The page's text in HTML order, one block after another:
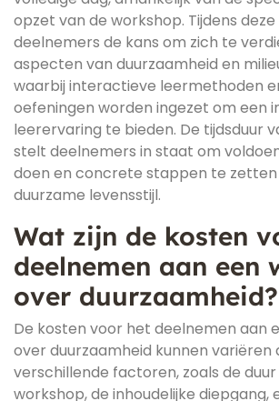
opzet van de workshop. Tijdens deze
deelnemers de kans om zich te
aspecten van duurzaamheid en
waarbij interactieve leermethoden
oefeningen worden ingezet om een
leerervaring te bieden. De tijdsduur
stelt deelnemers in staat om
doen en concrete stappen te
duurzame levensstijl.
Wat zijn de kosten
deelnemen aan een
over duurzaamheid?
De kosten voor het deelnemen aan
over duurzaamheid kunnen variëren
verschillende factoren, zoals de
workshop, de inhoudelijke diepgang,